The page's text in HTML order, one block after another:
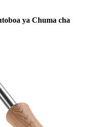
ya Chuma cha